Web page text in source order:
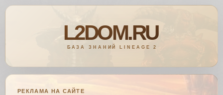
РЕКЛАМА НА САЙТЕ